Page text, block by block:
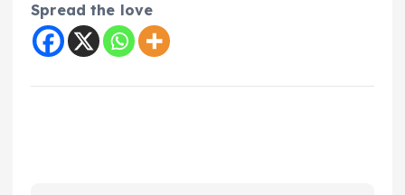
Spread the love